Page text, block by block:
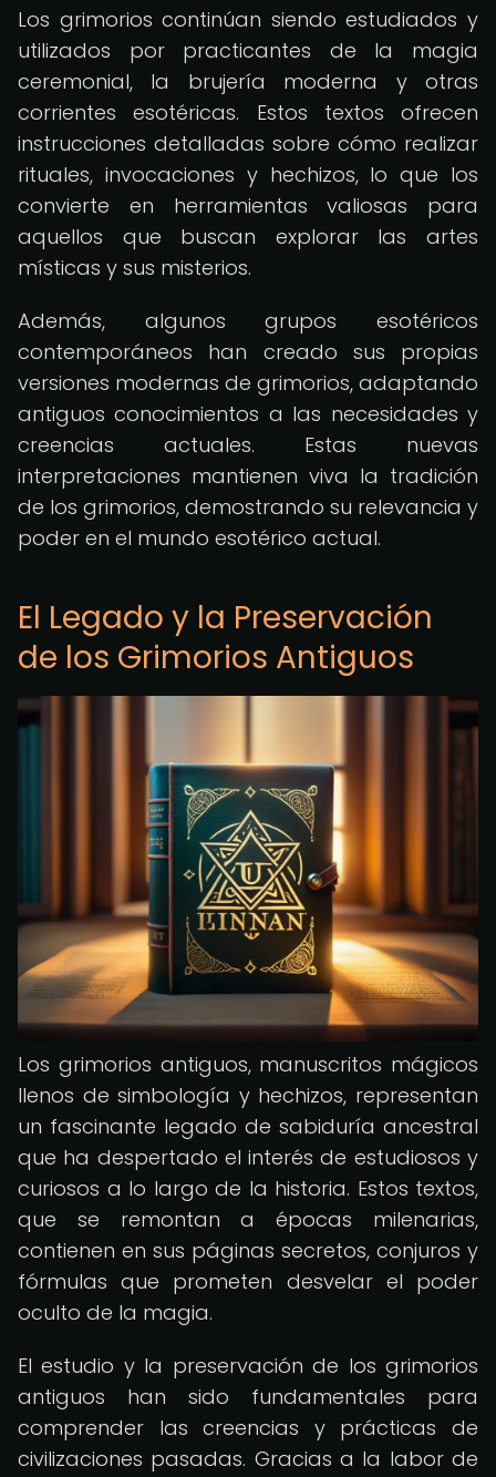
Los grimorios continúan siendo estudiados y
utilizados por practicantes de la magia
ceremonial, la brujería moderna y otras
corrientes esotéricas. Estos textos ofrecen
instrucciones detalladas sobre cómo realizar
rituales, invocaciones y hechizos, lo que los
convierte en herramientas valiosas para
aquellos que buscan explorar las artes
místicas y sus misterios.
Además, algunos grupos esotéricos
contemporáneos han creado sus propias
versiones modernas de grimorios, adaptando
antiguos conocimientos a las necesidades y
creencias actuales. Estas nuevas
interpretaciones mantienen viva la tradición
de los grimorios, demostrando su relevancia y
poder en el mundo esotérico actual.
El Legado y la Preservación
de los Grimorios Antiguos
Los grimorios antiguos, manuscritos mágicos
llenos de simbología y hechizos, representan
un fascinante legado de sabiduría ancestral
que ha despertado el interés de estudiosos y
curiosos a lo largo de la historia. Estos textos,
que se remontan a épocas milenarias,
contienen en sus páginas secretos, conjuros y
fórmulas que prometen desvelar el poder
oculto de la magia.
El estudio y la preservación de los grimorios
antiguos han sido fundamentales para
comprender las creencias y prácticas de
civilizaciones pasadas. Gracias a la labor de